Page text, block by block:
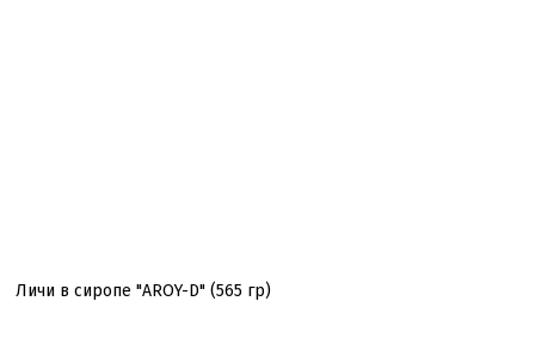
Личи в сиропе "AROY-D" (565 гр)